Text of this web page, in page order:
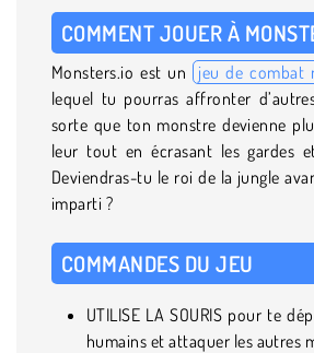
COMMENT JOUER À
Monsters.io est un jeu de combat
lequel tu pourras affronter
sorte que ton monstre devienne
leur tout en écrasant les gardes
Deviendras-tu le roi de la jungle
imparti ?
COMMANDES DU JEU
UTILISE LA SOURIS pour te
humains et attaquer les autres